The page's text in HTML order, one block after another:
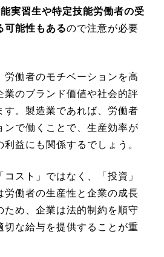
実習生や特定技能労働者の受
可能性もあるので注意が必要
労働者のモチベーションを高
業のブランド価値や社会的評
す。製造業であれば、労働者
ンで働くことで、生産効率が
益にも関係するでしょう。
スト」ではなく、「投資」
労働者の生産性と企業の成長
ため、企業は法的制約を順守
切な給与を提供することが重